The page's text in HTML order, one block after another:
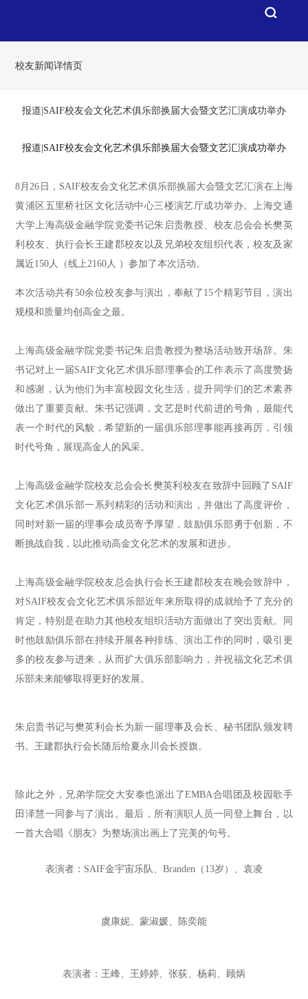
校友新闻详情页
报道|SAIF校友会文化艺术俱乐部换届大会暨文艺汇演成功举办
报道|SAIF校友会文化艺术俱乐部换届大会暨文艺汇演成功举办
8月26日，SAIF校友会文化艺术俱乐部换届大会暨文艺汇演在上海
黄浦区五里桥社区文化活动中心三楼演艺厅成功举办。上海交通
大学上海高级金融学院党委书记朱启贵教授、校友总会会长樊英
利校友、执行会长王建郡校友以及兄弟校友组织代表，校友及家
属近150人（线上2160人 ）参加了本次活动。
本次活动共有50余位校友参与演出，奉献了15个精彩节目，演出
规模和质量均创高金之最。
上海高级金融学院党委书记朱启贵教授为整场活动致开场辞。朱
书记对上一届SAIF文化艺术俱乐部理事会的工作表示了高度赞扬
和感谢，认为他们为丰富校园文化生活，提升同学们的艺术素养
做出了重要贡献。朱书记强调，文艺是时代前进的号角，最能代
表一个时代的风貌，希望新的一届俱乐部理事能再接再厉，引领
时代号角，展现高金人的风采。
上海高级金融学院校友总会会长樊英利校友在致辞中回顾了SAIF
文化艺术俱乐部一系列精彩的活动和演出，并做出了高度评价，
同时对新一届的理事会成员寄予厚望，鼓励俱乐部勇于创新，不
断挑战自我，以此推动高金文化艺术的发展和进步。
上海高级金融学院校友总会执行会长王建郡校友在晚会致辞中，
对SAIF校友会文化艺术俱乐部近年来所取得的成就给予了充分的
肯定，特别是在助力其他校友组织活动方面做出了突出贡献。同
时他鼓励俱乐部在持续开展各种排练、演出工作的同时，吸引更
多的校友参与进来，从而扩大俱乐部影响力，并祝福文化艺术俱
乐部未来能够取得更好的发展。
朱启贵书记与樊英利会长为新一届理事及会长、秘书团队颁发聘
书。王建郡执行会长随后给夏永川会长授旗。
除此之外，兄弟学院交大安泰也派出了EMBA合唱团及校园歌手
田泽慧一同参与了演出。最后，所有演职人员一同登上舞台，以
一首大合唱《朋友》为整场演出画上了完美的句号。
表演者：SAIF金宇宙乐队、Branden（13岁）、袁凌
虞康妮、蒙淑媛、陈奕能
表演者：王峰、王婷婷、张荻、杨莉、顾炳